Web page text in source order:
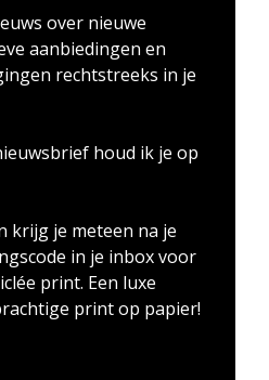
over nieuwe
aanbiedingen en
rechtstreeks in je
houd ik je op
krijg je meteen na je
in je inbox voor
print. Een luxe
print op papier!